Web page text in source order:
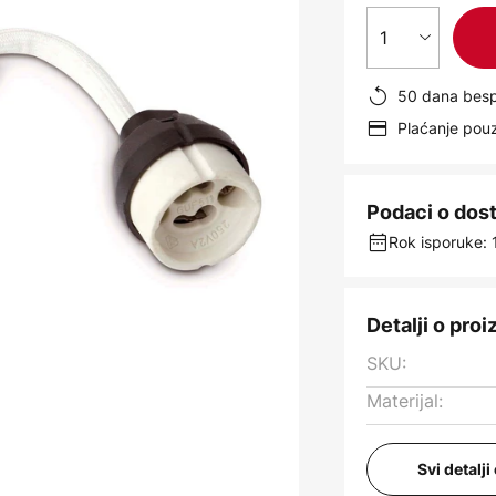
1
50 dana
Plaćanje
Podaci o
Rok isporuke:
Detalji o
SKU:
Materijal:
Svi detalji